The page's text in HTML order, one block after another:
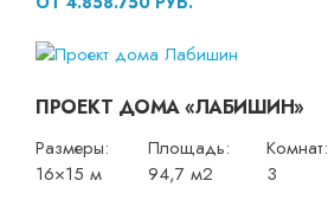
ПРОЕКТ ДОМА «ЛАБИШИН»
Размеры:
16×15 м
Площадь:
94,7 м2
Комнат:
3